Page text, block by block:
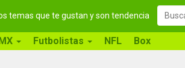
temas que te gustan y son tendencia
Futbolistas NFL Box